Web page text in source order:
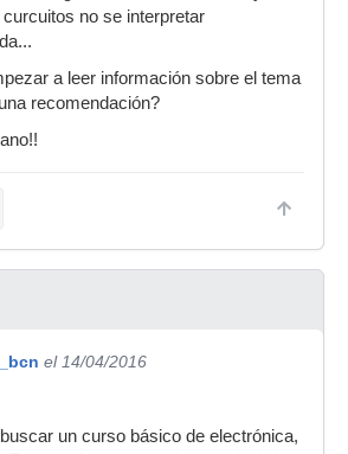
no se interpretar
a leer información sobre el tema
recomendación?
el 14/04/2016
un curso básico de electrónica,